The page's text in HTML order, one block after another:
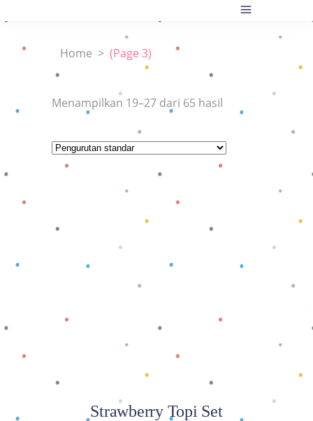
Home > (Page 3)
Menampilkan 19–27 dari 65 hasil
Baca selengkapnya
Strawberry Topi Set